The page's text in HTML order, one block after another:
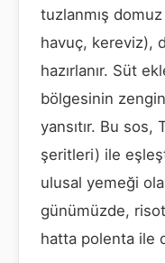
tuzlanmış
havuç, kereviz),
hazırlanır. Süt
bölgesinin
yansıtır. Bu sos,
şeritleri) ile
ulusal yemeği
günümüzde,
hatta polenta ile